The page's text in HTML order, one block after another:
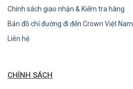
Chính sách giao nhận & Kiểm tra hàng
Bản đồ chỉ đường đi đến Crown Việt Nam
Liên hệ
CHÍNH SÁCH